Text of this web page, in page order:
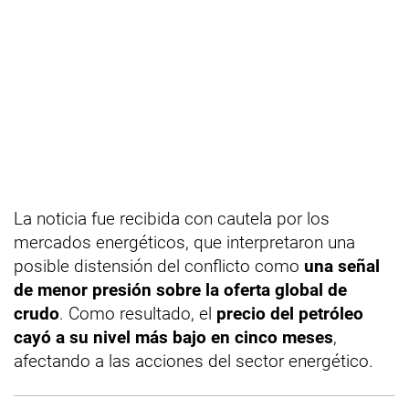
La noticia fue recibida con cautela por los
mercados energéticos, que interpretaron una
posible distensión del conflicto como una señal
de menor presión sobre la oferta global de
crudo. Como resultado, el precio del petróleo
cayó a su nivel más bajo en cinco meses,
afectando a las acciones del sector energético.